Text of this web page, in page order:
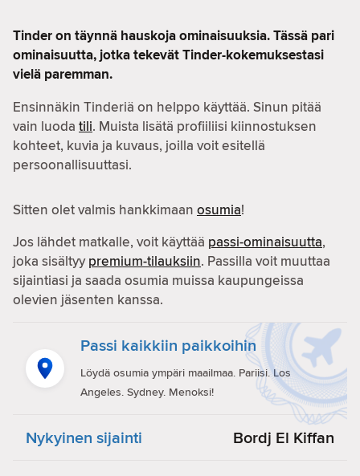
Tinder on täynnä hauskoja ominaisuuksia. Tässä pari
ominaisuutta, jotka tekevät Tinder-kokemuksestasi
vielä paremman.
Ensinnäkin Tinderiä on helppo käyttää. Sinun pitää
vain luoda tili. Muista lisätä profiiliisi kiinnostuksen
kohteet, kuvia ja kuvaus, joilla voit esitellä
persoonallisuuttasi.
Sitten olet valmis hankkimaan osumia!
Jos lähdet matkalle, voit käyttää passi-ominaisuutta,
joka sisältyypremium-tilauksiin. Passilla voit muuttaa
sijaintiasi ja saada osumia muissa kaupungeissa
olevien jäsenten kanssa.
Passi kaikkiin paikkoihin
Löydä osumia ympäri maailmaa. Pariisi. Los
Angeles. Sydney. Menoksi!
Nykyinen sijainti Bordj El Kiffan